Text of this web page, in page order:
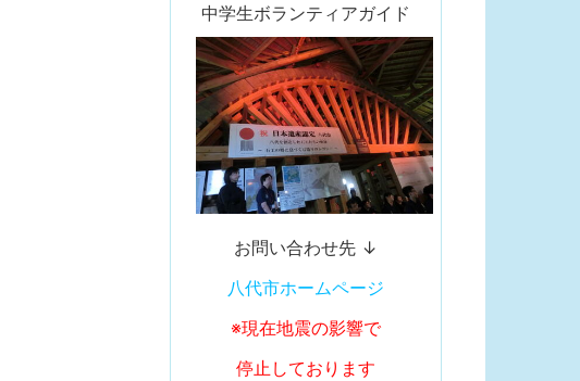
中学生ボランティアガイド
お問い合わせ先 ↓
八代市ホームページ
※現在地震の影響で
停止しております